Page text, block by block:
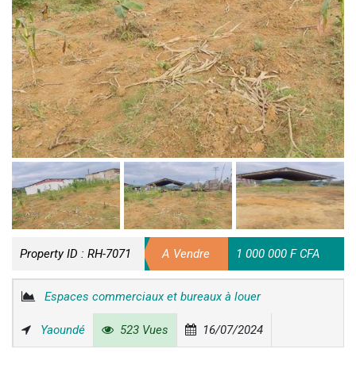
Property ID : RH-7071 A Vendre 1 000 000 F CFA
Espaces commerciaux et bureaux à louer
Yaoundé 523 Vues 16/07/2024